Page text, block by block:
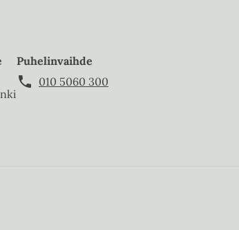
Puhelinvaihde
010 5060 300